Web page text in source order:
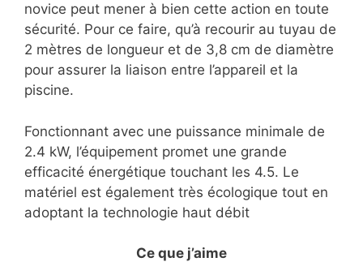
novice peut mener à bien cette action en toute
sécurité. Pour ce faire, qu’à recourir au tuyau de
2 mètres de longueur et de 3,8 cm de diamètre
pour assurer la liaison entre l’appareil et la
piscine.
Fonctionnant avec une puissance minimale de
2.4 kW, l’équipement promet une grande
efficacité énergétique touchant les 4.5. Le
matériel est également très écologique tout en
adoptant la technologie haut débit
Ce que j’aime